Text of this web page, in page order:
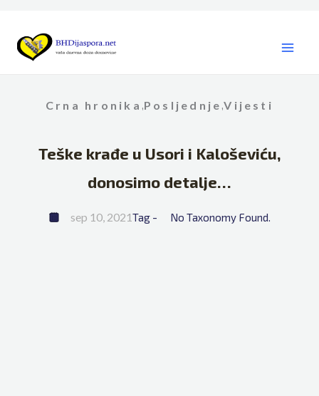
content
Crna hronika ,Posljednje ,Vijesti
Teške krađe u Usori i Kaloševiću,
donosimo detalje…
sep 10, 2021Tag - No Taxonomy Found.